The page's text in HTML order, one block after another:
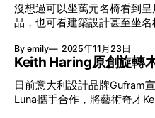
標。「以前曾擁有《超時空
《太陽之子》B
記憶。 香港展出！延續思念 藝廊David Zwirner將Félix
González-Torres同年創作的
作同樣是一堆可自由拿取的
是對R
意義。 港話通：「我識講潮語㖭！」 最直接的實測，就是考
驗「港話通」對廣東話用語
有多緊貼這個時代，我們以時
雖則思考時間偏長，但成功
設性格沒有過度禮貌，第一句
㖭！」相對一般AI系統，有來更
通等同與連登仔對話？ 「港話通」採用香港生成式人工智能
研發中心（HKGAI）開發的
沒想過可以坐萬元名椅看到
品，也可看建築設計甚至坐
個藉口去看看。 01 / 輕柔感Up！唯美海浪風景 世田谷美術館
若將幾張長椅並列而排，就如
鯨魚椅，其曲線椅背跟美術
自然流動的美感。每張椅子也
伸出多個模樣。與館內柔和
By emily 2025年11月23日
Keith Haring原創旋轉
日前意大利設計品牌Gufram
Luna攜手合作，將藝術奇才